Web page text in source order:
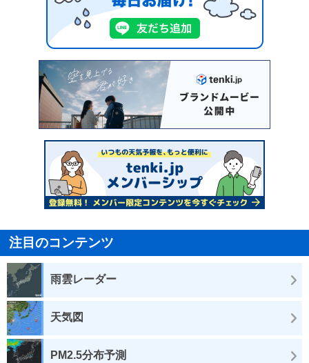
注目のコンテンツ
雨雲レーダー
天気図
PM2.5分布予測